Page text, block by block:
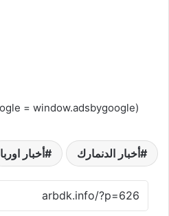
(adsbygoogle = window.adsbygoogle || []).push({});
أخبار الدنمارك أخبار اوربا